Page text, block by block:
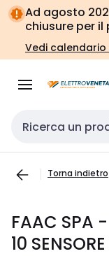
Vai alla
navigazione
Vai
alla
pagina
Ad agosto
chiusure per
Vedi calendario
Cerca input
Torna indietro
FAAC SPA
10